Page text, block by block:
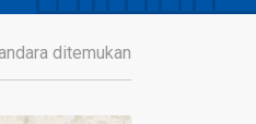
ditemukan